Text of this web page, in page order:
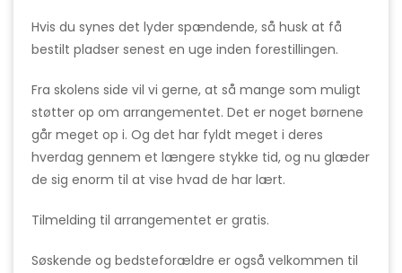
Hvis du synes det lyder spændende, så husk at få
bestilt pladser senest en uge inden forestillingen.
Fra skolens side vil vi gerne, at så mange som muligt
støtter op om arrangementet. Det er noget børnene
går meget op i. Og det har fyldt meget i deres
hverdag gennem et længere stykke tid, og nu glæder
de sig enorm til at vise hvad de har lært.
Tilmelding til arrangementet er gratis.
Søskende og bedsteforældre er også velkommen til